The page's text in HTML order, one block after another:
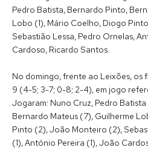
Pedro Batista, Bernardo Pinto,
Lobo (1), Mário Coelho, Diogo
Sebastião Lessa, Pedro Ornelas,
Cardoso, Ricardo Santos.
No domingo, frente ao Leixões, os
9 (4-5; 3-7; 0-8; 2-4), em jogo
Jogaram: Nuno Cruz, Pedro
Bernardo Mateus (7), Guilherme
Pinto (2), João Monteiro (2),
(1), António Pereira (1), João